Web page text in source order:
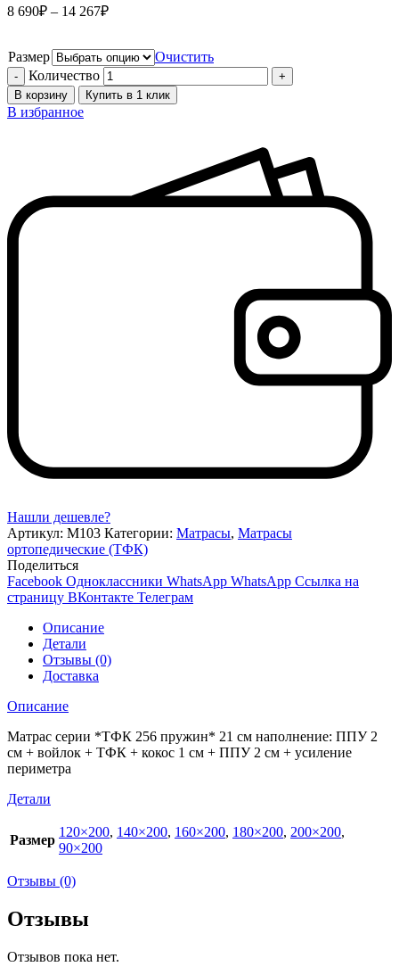
8 690₽ – 14 267₽
Размер
Очистить
Количество
В корзину Купить в 1 клик
В избранное
Нашли дешевле?
Артикул: М103 Категории: Матрасы, Матрасы
ортопедические (ТФК)
Поделиться
Facebook Одноклассники WhatsApp WhatsApp Ссылка на
страницу ВКонтакте Телеграм
Описание
Детали
Отзывы (0)
Доставка
Описание
Матрас серии *ТФК 256 пружин* 21 см наполнение: ППУ 2
см + войлок + ТФК + кокос 1 см + ППУ 2 см + усиление
периметра
Детали
Размер
120×200, 140×200, 160×200, 180×200, 200×200,
90×200
Отзывы (0)
Отзывы
Отзывов пока нет.